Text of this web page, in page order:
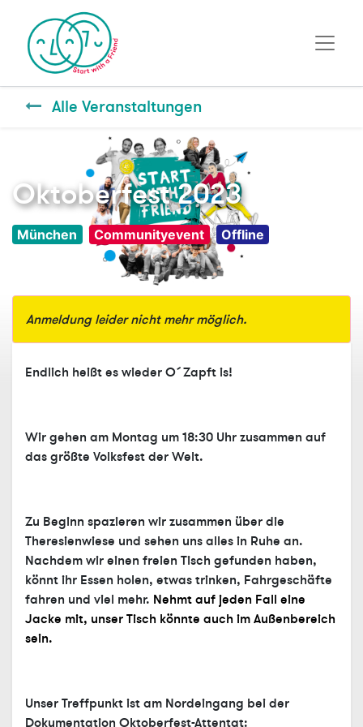
Alle Veranstaltungen
Oktoberfest 2023
München Communityevent Offline
Anmeldung leider nicht mehr möglich.
Endlich heißt es wieder O´Zapft is!
Wir gehen am Montag um 18:30 Uhr zusammen auf
das größte Volksfest der Welt.
Zu Beginn spazieren wir zusammen über die
Theresienwiese und sehen uns alles in Ruhe an.
Nachdem wir einen freien Tisch gefunden haben,
könnt ihr Essen holen, etwas trinken, Fahrgeschäfte
fahren und viel mehr. Nehmt auf jeden Fall eine
Jacke mit, unser Tisch könnte auch im Außenbereich
sein.
Unser Treffpunkt ist am Nordeingang bei der
Dokumentation Oktoberfest-Attentat: